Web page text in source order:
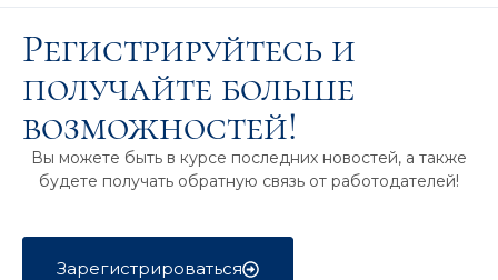
Регистрируйтесь и
получайте больше
возможностей!
Вы можете быть в курсе последних новостей, а также
будете получать обратную связь от работодателей!
Зарегистрироваться